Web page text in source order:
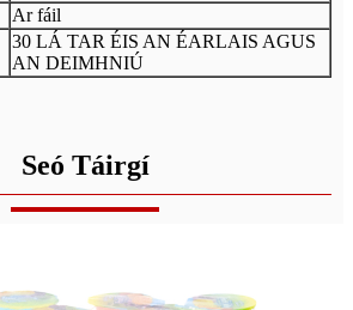
Ar fáil
30 LÁ TAR ÉIS AN ÉARLAIS AGUS
AN DEIMHNIÚ
Seó Táirgí